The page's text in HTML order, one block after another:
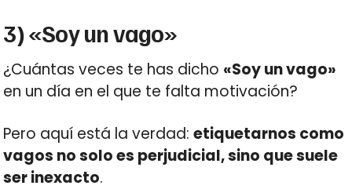
3) «Soy un vago»
¿Cuántas veces te has dicho «Soy un vago»
en un día en el que te falta motivación?
Pero aquí está la verdad:etiquetarnos como
vagos no solo es perjudicial, sino que suele
ser inexacto.